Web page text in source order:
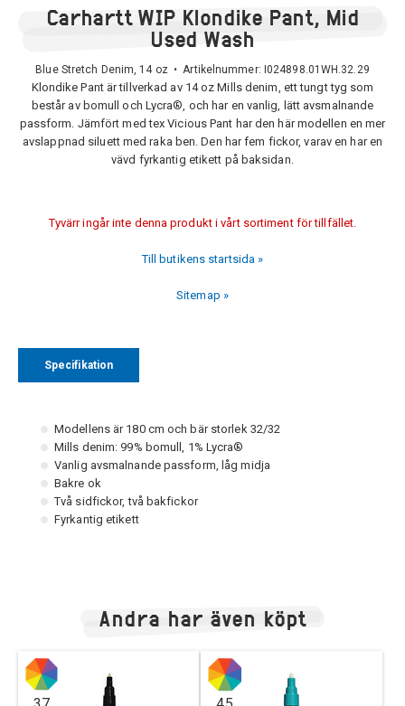
Carhartt WIP Klondike Pant, Mid
Used Wash
Blue Stretch Denim, 14 oz • Artikelnummer: I024898.01WH.32.29
Klondike Pant är tillverkad av 14 oz Mills denim, ett tungt tyg som
består av bomull och Lycra®, och har en vanlig, lätt avsmalnande
passform. Jämfört med tex Vicious Pant har den här modellen en mer
avslappnad siluett med raka ben. Den har fem fickor, varav en har en
vävd fyrkantig etikett på baksidan.
Tyvärr ingår inte denna produkt i vårt sortiment för tillfället.
Till butikens startsida »
Sitemap »
Specifikation
Modellens är 180 cm och bär storlek 32/32
Mills denim: 99% bomull, 1% Lycra®
Vanlig avsmalnande passform, låg midja
Bakre ok
Två sidfickor, två bakfickor
Fyrkantig etikett
Andra har även köpt